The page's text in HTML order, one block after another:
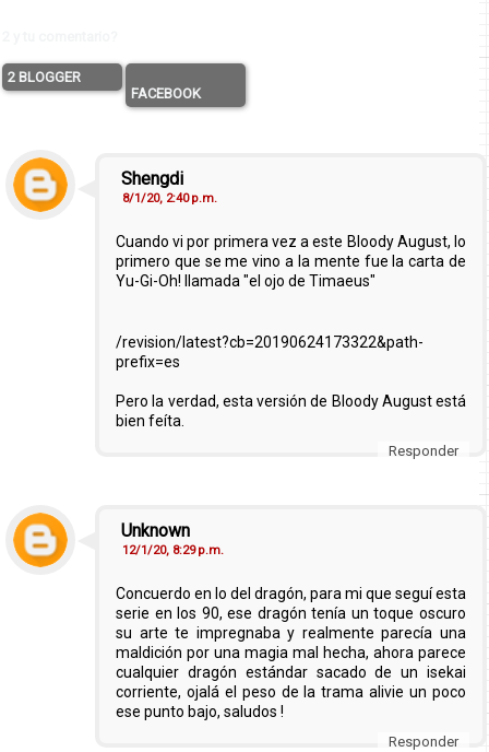
2 BLOGGER
FACEBOOK
Shengdi
8/1/20, 2:40 p.m.
Cuando vi por primera vez a este Bloody August, lo
primero que se me vino a la mente fue la carta de
Yu-Gi-Oh! llamada "el ojo de Timaeus"
/revision/latest?cb=20190624173322&path-
prefix=es
Pero la verdad, esta versión de Bloody August está
bien feíta.
Responder
Unknown
12/1/20, 8:29 p.m.
Concuerdo en lo del dragón, para mi que seguí esta
serie en los 90, ese dragón tenía un toque oscuro
su arte te impregnaba y realmente parecía una
maldición por una magia mal hecha, ahora parece
cualquier dragón estándar sacado de un isekai
corriente, ojalá el peso de la trama alivie un poco
ese punto bajo, saludos !
Responder